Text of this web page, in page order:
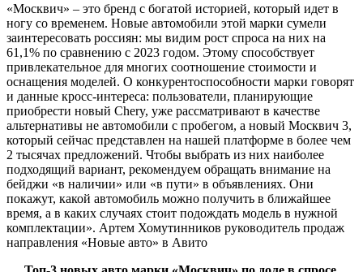
«Москвич» – это бренд с богатой историей, который идет в
ногу со временем. Новые автомобили этой марки сумели
заинтересовать россиян: мы видим рост спроса на них на
61,1% по сравнению с 2023 годом. Этому способствует
привлекательное для многих соотношение стоимости и
оснащения моделей. О конкурентоспособности марки говорят
и данные кросс-интереса: пользователи, планирующие
приобрести новый Chery, уже рассматривают в качестве
альтернативы не автомобили с пробегом, а новый Москвич 3,
который сейчас представлен на нашей платформе в более чем
2 тысячах предложений. Чтобы выбрать из них наиболее
подходящий вариант, рекомендуем обращать внимание на
бейджи «в наличии» или «в пути» в объявлениях. Они
покажут, какой автомобиль можно получить в ближайшее
время, а в каких случаях стоит подождать модель в нужной
комплектации». Артем Хомутинников руководитель продаж
направления «Новые авто» в Авито